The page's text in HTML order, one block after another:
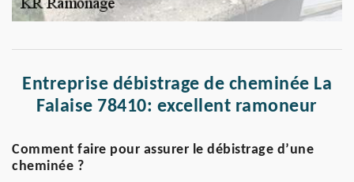
Entreprise débistrage de cheminée La
Falaise 78410: excellent ramoneur
Comment faire pour assurer le débistrage d’une
cheminée ?